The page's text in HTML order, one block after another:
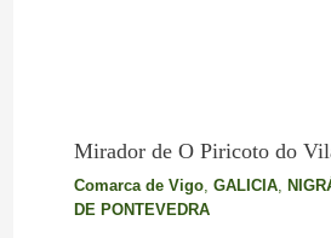
Mirador de O Piricoto do
Comarca de Vigo, GALICIA,
DE PONTEVEDRA